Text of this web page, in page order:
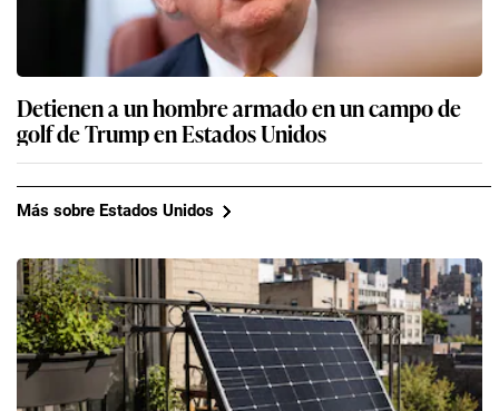
Detienen a un hombre armado en un campo de
golf de Trump en Estados Unidos
Más sobre Estados Unidos